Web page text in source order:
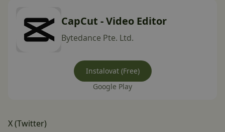
CapCut - Video Editor
Bytedance Pte. Ltd.
Instalovat (Free)
Google Play
X (Twitter)